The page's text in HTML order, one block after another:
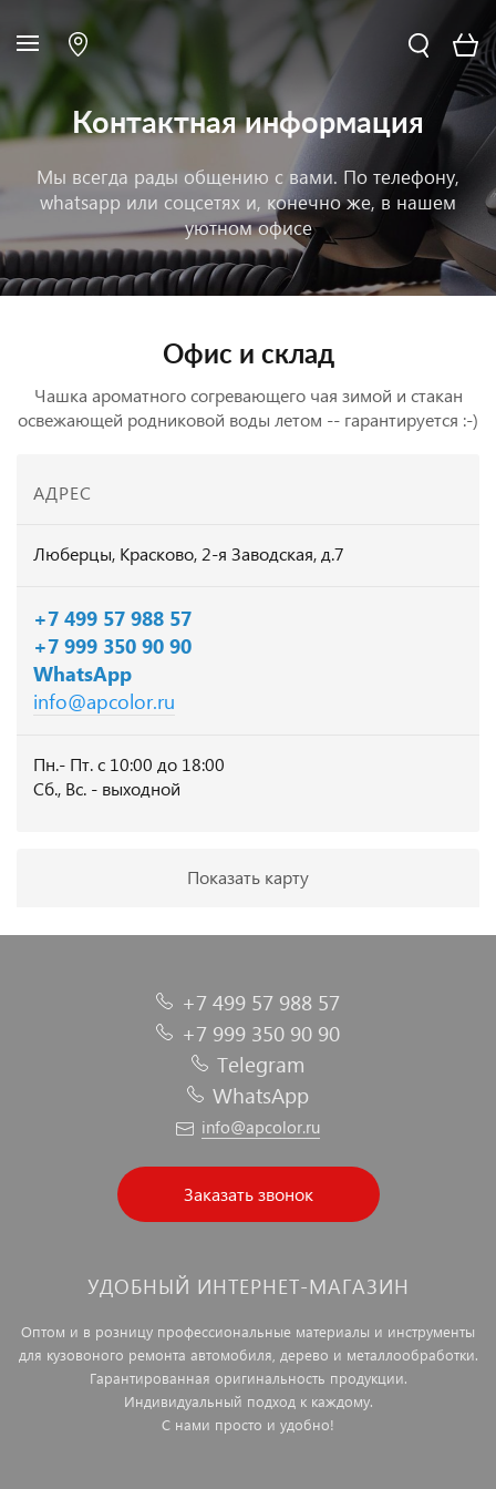
Контактная информация
Мы всегда рады общению с вами. По телефону,
whatsapp или соцсетях и, конечно же, в нашем
уютном офисе
Офис и склад
Чашка ароматного согревающего чая зимой и стакан
освежающей родниковой воды летом -- гарантируется :-)
АДРЕС
Люберцы, Красково, 2-я Заводская, д.7
+7 499 57 988 57
+7 999 350 90 90
WhatsApp
info@apcolor.ru
Пн.- Пт. с 10:00 до 18:00
Сб., Вс. - выходной
Показать карту
+7 499 57 988 57
+7 999 350 90 90
Telegram
WhatsApp
info@apcolor.ru
Заказать звонок
УДОБНЫЙ ИНТЕРНЕТ-МАГАЗИН
Оптом и в розницу профессиональные материалы и инструменты
для кузовоного ремонта автомобиля, дерево и металлообработки.
Гарантированная оригинальность продукции.
Индивидуальный подход к каждому.
С нами просто и удобно!